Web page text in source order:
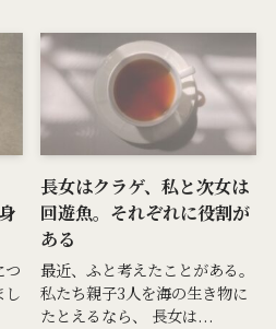
つ
し
長女はクラゲ、私と次女は
回遊魚。それぞれに役割が
ある
最近、ふと考えたことがある。
私たち親子3人を海の生き物に
たとえるなら、 長女は...